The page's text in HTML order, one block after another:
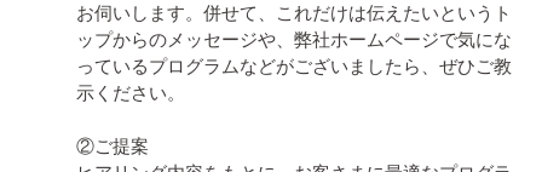
お伺いします。併せて、これだけは伝えたいというト
ップからのメッセージや、弊社ホームページで気にな
っているプログラムなどがございましたら、ぜひご教
示ください。
②ご提案